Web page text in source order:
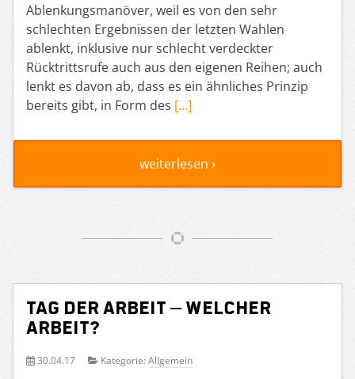
Ablenkungsmanöver, weil es von den sehr
schlechten Ergebnissen der letzten Wahlen
ablenkt, inklusive nur schlecht verdeckter
Rücktrittsrufe auch aus den eigenen Reihen; auch
lenkt es davon ab, dass es ein ähnliches Prinzip
bereits gibt, in Form des […]
weiterlesen ›
Tag der Arbeit – Welcher
Arbeit?
30.04.17 Kategorie: Allgemein